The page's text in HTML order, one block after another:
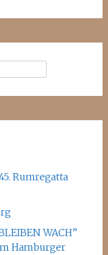
Rumregatta
WACH”
Hamburger